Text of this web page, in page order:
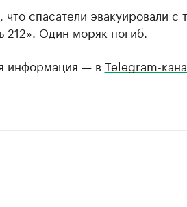
, что спасатели эвакуировали с
212». Один моряк погиб.
информация — в Telegram-